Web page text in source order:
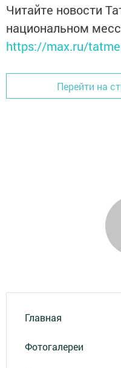
Читайте новости
национальном
https://max.ru/
Перейти на
Главная
Фотогалереи